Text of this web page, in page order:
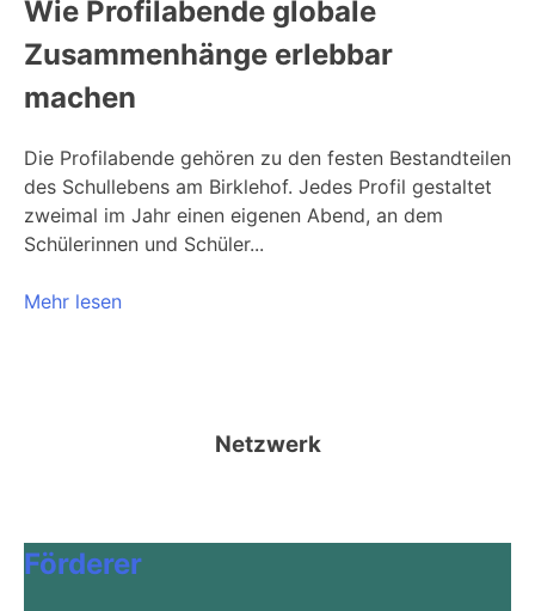
Wie Profilabende globale
Zusammenhänge erlebbar
machen
Die Profilabende gehören zu den festen Bestandteilen
des Schullebens am Birklehof. Jedes Profil gestaltet
zweimal im Jahr einen eigenen Abend, an dem
Schülerinnen und Schüler...
Mehr lesen
Netzwerk
Förderer